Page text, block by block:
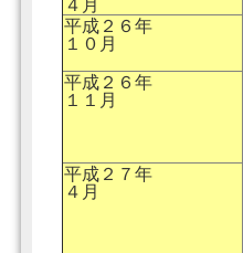
４月
平成２６年
１０月
平成２６年
１１月
平成２７年
４月